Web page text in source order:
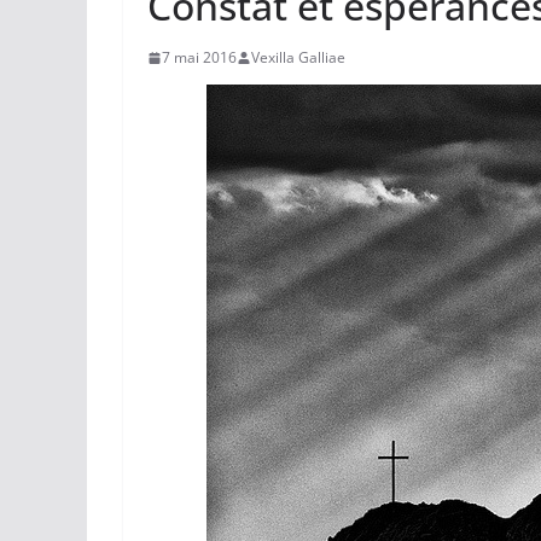
7 mai 2016 Vexilla Galliae